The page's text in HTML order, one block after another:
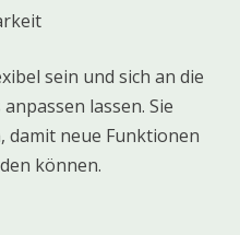
sein und sich an die
lassen. Sie
damit neue Funktionen
können.